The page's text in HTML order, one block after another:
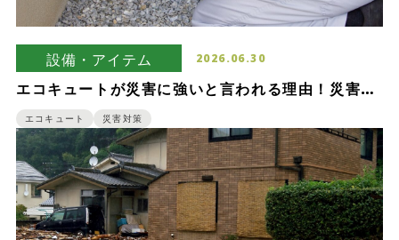
設備・アイテム 2026.06.30
エコキュートが災害に強いと言われる理由！災害時
の使い方も紹介
エコキュート 災害対策